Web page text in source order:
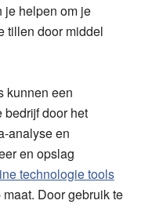
je helpen om je
tillen door middel
kunnen een
door het
analyse en
en opslag
technologie tools
Door gebruik te